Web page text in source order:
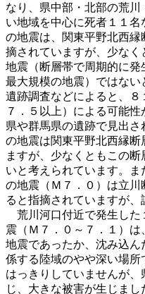
なり、県中部・北部の荒
い地域を中心に死者１１
の地震は、関東平野北西
摘されていますが、少な
地震（断層帯で周期的に
最大規模の地震）ではない
遺跡調査などによると、
７．５以上）による可能
県や群馬県の遺跡で見出
の地震は関東平野北西縁断
ますが、少なくともこの
いと考えられています。
の地震（Ｍ７．０）は立
ると指摘されていますが、
荒川河口付近で発生した
震（Ｍ７．０～７．１）
地震であったか、沈み込
係する陸域のやや深い場所
はっきりしていませんが
じ、大きな被害が生じま